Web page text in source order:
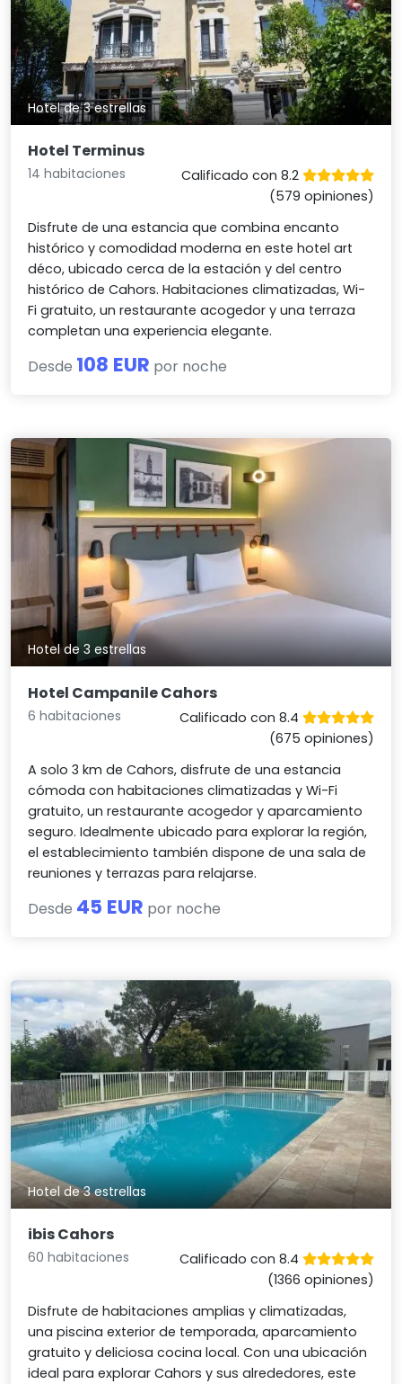
Hotel de 3 estrellas
Hotel Terminus
14 habitaciones
Calificado con 8.2
(579 opiniones)
Disfrute de una estancia que combina encanto
histórico y comodidad moderna en este hotel art
déco, ubicado cerca de la estación y del centro
histórico de Cahors. Habitaciones climatizadas, Wi-
Fi gratuito, un restaurante acogedor y una terraza
completan una experiencia elegante.
Desde 108 EUR por noche
Hotel de 3 estrellas
Hotel Campanile Cahors
6 habitaciones
Calificado con 8.4
(675 opiniones)
A solo 3 km de Cahors, disfrute de una estancia
cómoda con habitaciones climatizadas y Wi-Fi
gratuito, un restaurante acogedor y aparcamiento
seguro. Idealmente ubicado para explorar la región,
el establecimiento también dispone de una sala de
reuniones y terrazas para relajarse.
Desde 45 EUR por noche
Hotel de 3 estrellas
ibis Cahors
60 habitaciones
Calificado con 8.4
(1366 opiniones)
Disfrute de habitaciones amplias y climatizadas,
una piscina exterior de temporada, aparcamiento
gratuito y deliciosa cocina local. Con una ubicación
ideal para explorar Cahors y sus alrededores, este